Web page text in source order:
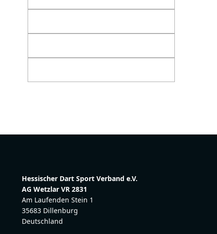
Hessischer Dart Sport Verband e.V.
AG Wetzlar VR 2831
Am Laufenden Stein 1
35683 Dillenburg
Deutschland